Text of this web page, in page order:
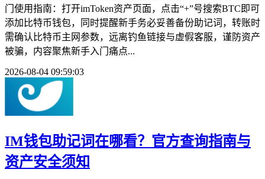
门使用指南：打开imToken资产页面，点击“+”号搜索BTC即可
添加比特币钱包，同时提醒新手务必妥善备份助记词，转账时
需确认比特币主网参数，远离钓鱼链接与虚假客服，谨防资产
被骗，内容聚焦新手入门痛点...
2026-08-04 09:59:03
IM钱包助记词在哪看？官方查询指南与
资产安全须知